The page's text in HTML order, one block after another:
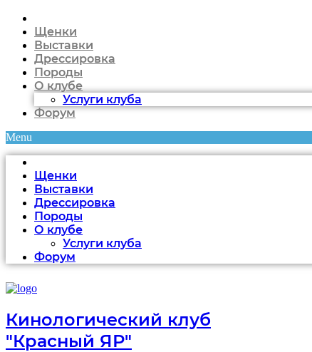
Щенки
Выставки
Дрессировка
Породы
О клубе
Услуги клуба
Форум
Menu
Щенки
Выставки
Дрессировка
Породы
О клубе
Услуги клуба
Форум
Кинологический клуб
"Красный ЯР"